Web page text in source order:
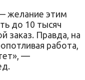
желание этим
до 10 тысяч
заказ. Правда, на
работа,
—